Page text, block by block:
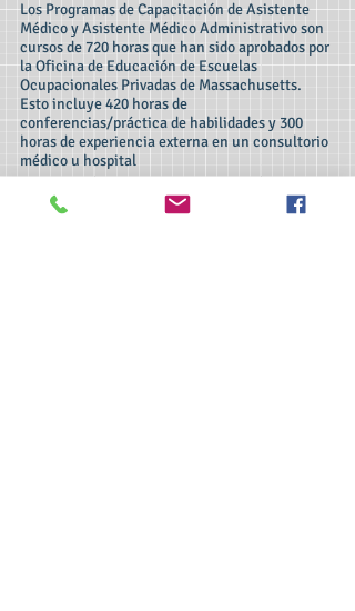
Los Programas de Capacitación de Asistente
Médico y Asistente Médico Administrativo son
cursos de 720 horas que han sido aprobados por
la Oficina de Educación de Escuelas
Ocupacionales Privadas de Massachusetts.
Esto incluye 420 horas de
conferencias/práctica de habilidades y 300
horas de experiencia externa en un consultorio
médico u hospital
Únete ahora